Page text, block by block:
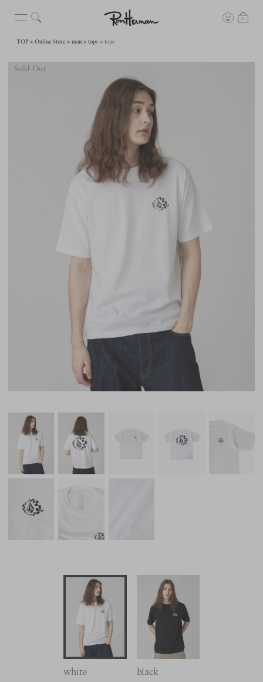
TOP Online Store men tops tops
Sold Out
white black